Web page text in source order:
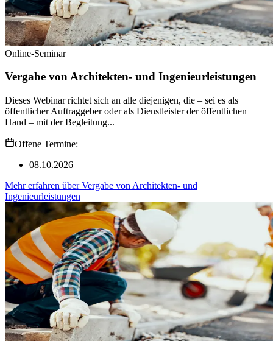
Online-Seminar
Vergabe von Architekten- und Ingenieurleistungen
Dieses Webinar richtet sich an alle diejenigen, die – sei es als
öffentlicher Auftraggeber oder als Dienstleister der öffentlichen
Hand – mit der Begleitung...
Offene Termine:
08.10.2026
Mehr erfahren überVergabe von Architekten- und
Ingenieurleistungen